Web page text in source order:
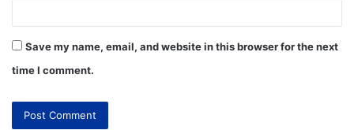
Save my name, email, and website in this browser for the next
time I comment.